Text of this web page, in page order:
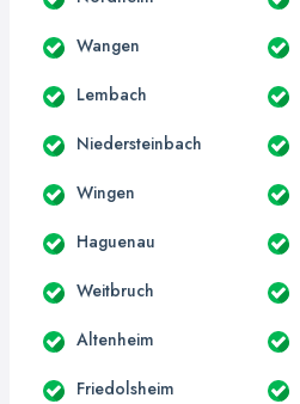
Wangen
Lembach
Niedersteinbach
Wingen
Haguenau
Weitbruch
Altenheim
Friedolsheim